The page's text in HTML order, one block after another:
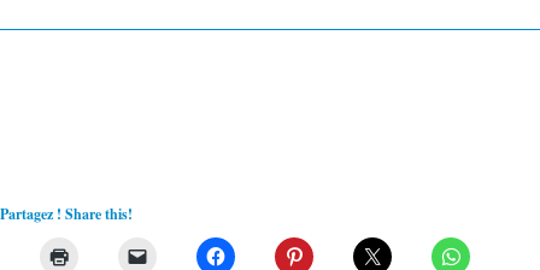
Partagez ! Share this!